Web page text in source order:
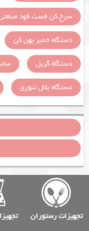
سرخ کن فست فود
دستگاه خمیر پهن کن
دستگاه گریل
دستگاه بلال تنوری
تجهیزات رستوران